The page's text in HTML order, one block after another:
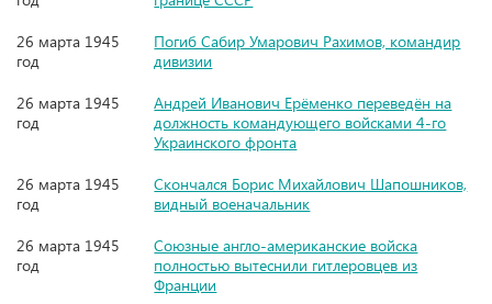
26 марта 1945
год
Погиб Сабир Умарович Рахимов, командир
дивизии
26 марта 1945
год
Андрей Иванович Ерёменко переведён на
должность командующего войсками 4-го
Украинского фронта
26 марта 1945
год
Скончался Борис Михайлович Шапошников,
видный военачальник
26 марта 1945
год
Союзные англо-американские войска
полностью вытеснили гитлеровцев из
Франции